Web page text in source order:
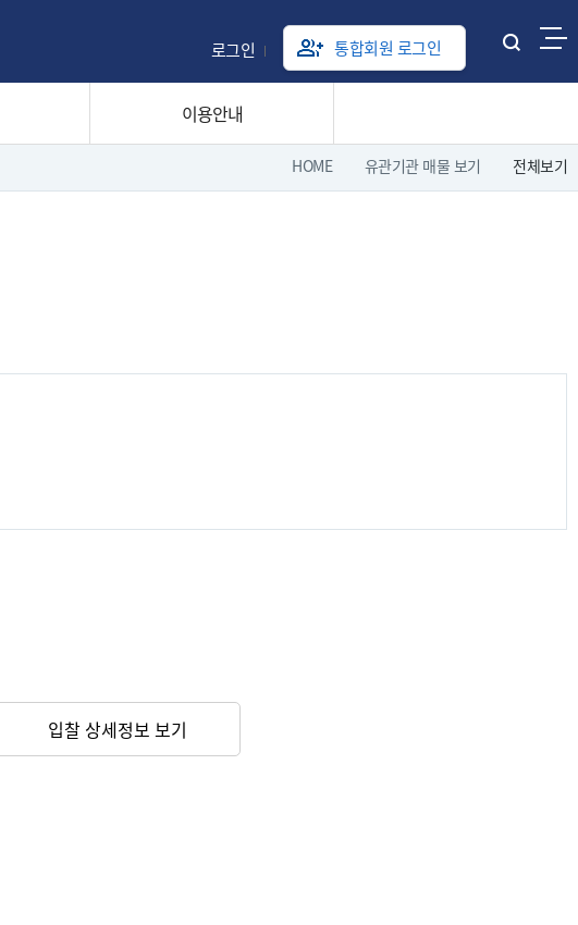
로그인 통합회원 로그인
통
합
열
기
이용안내
HOME 유관기관 매물 보기 전체보기
입찰 상세정보 보기